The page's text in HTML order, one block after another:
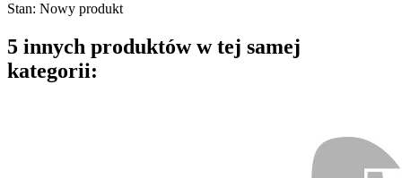
Stan: Nowy produkt
5 innych produktów w tej samej
kategorii: